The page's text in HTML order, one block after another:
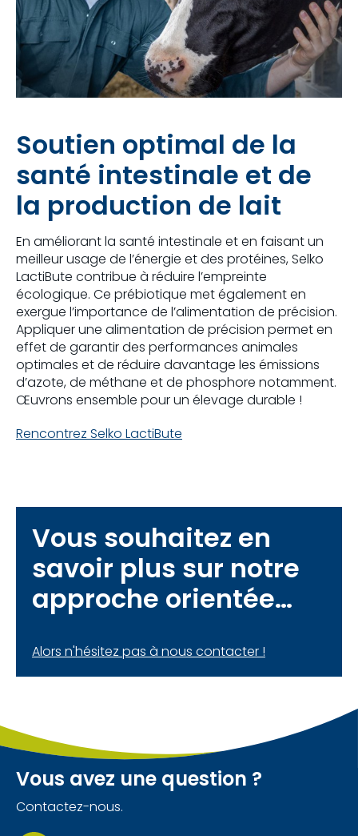
Soutien optimal de la
santé intestinale et de
la production de lait
En améliorant la santé intestinale et en faisant un
meilleur usage de l’énergie et des protéines, Selko
LactiBute contribue à réduire l’empreinte
écologique. Ce prébiotique met également en
exergue l’importance de l’alimentation de précision.
Appliquer une alimentation de précision permet en
effet de garantir des performances animales
optimales et de réduire davantage les émissions
d’azote, de méthane et de phosphore notamment.
Œuvrons ensemble pour un élevage durable !
Rencontrez Selko LactiBute
Vous souhaitez en
savoir plus sur notre
approche orientée
Alors n'hésitez pas à nous contacter !
Vous avez une question ?
Contactez-nous.